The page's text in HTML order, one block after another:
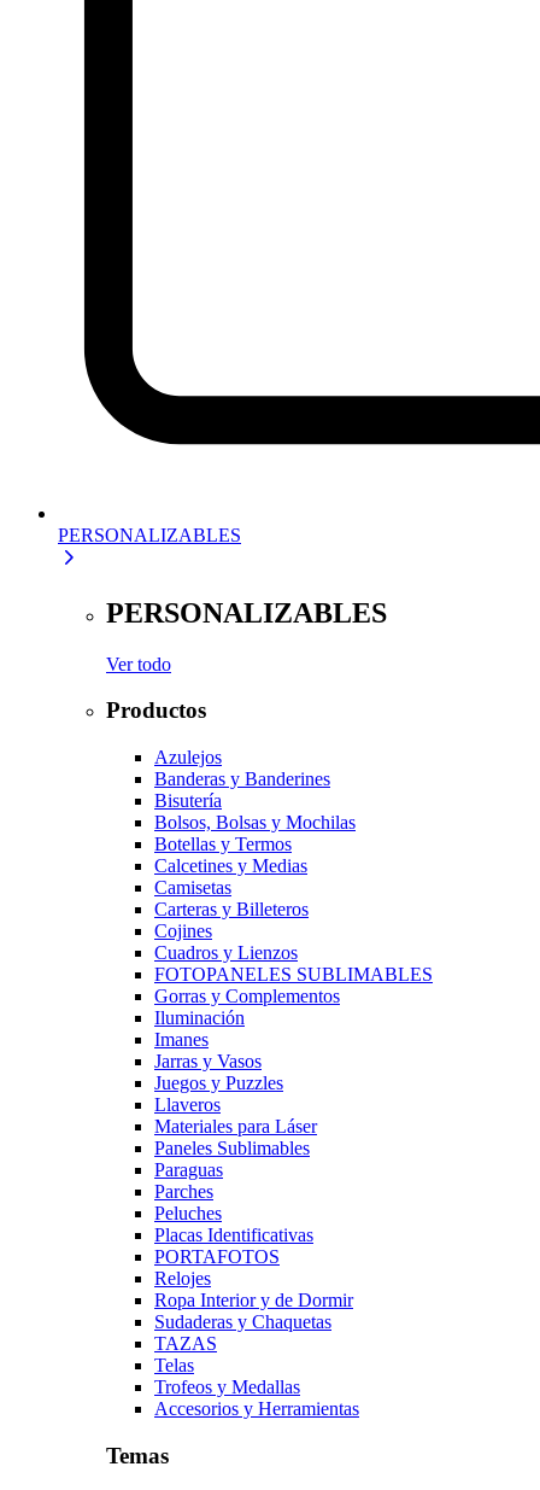
PERSONALIZABLES
PERSONALIZABLES
Ver todo
Productos
Azulejos
Banderas y Banderines
Bisutería
Bolsos, Bolsas y Mochilas
Botellas y Termos
Calcetines y Medias
Camisetas
Carteras y Billeteros
Cojines
Cuadros y Lienzos
FOTOPANELES SUBLIMABLES
Gorras y Complementos
Iluminación
Imanes
Jarras y Vasos
Juegos y Puzzles
Llaveros
Materiales para Láser
Paneles Sublimables
Paraguas
Parches
Peluches
Placas Identificativas
PORTAFOTOS
Relojes
Ropa Interior y de Dormir
Sudaderas y Chaquetas
TAZAS
Telas
Trofeos y Medallas
Accesorios y Herramientas
Temas